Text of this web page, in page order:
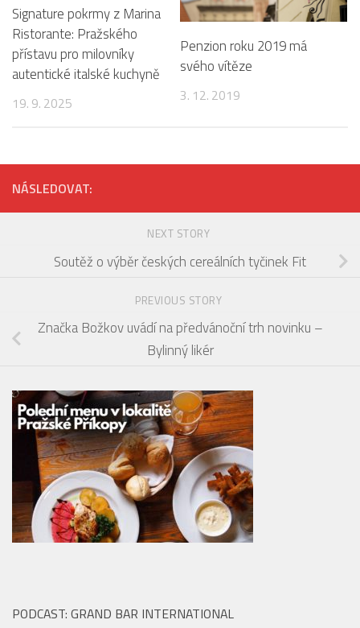
Signature pokrmy z Marina
Ristorante: Pražského
přístavu pro milovníky
autentické italské kuchyně
19. 9. 2025
Penzion roku 2019 má
svého vítěze
3. 12. 2019
NÁSLEDOVAT:
NEXT STORY
Soutěž o výběr českých cereálních tyčinek Fit
PREVIOUS STORY
Značka Božkov uvádí na předvánoční trh novinku –
Bylinný likér
PODCAST: GRAND BAR INTERNATIONAL